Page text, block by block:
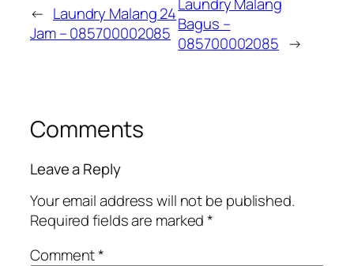
← Laundry Malang 24
Jam – 085700002085 Bagus –
085700002085 →
Comments
Leave a Reply
Your email address will not be published.
Required fields are marked*
Comment*